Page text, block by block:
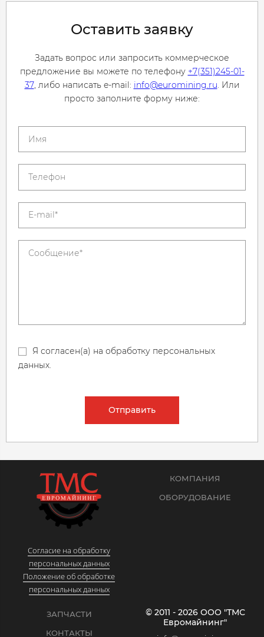
Оставить заявку
Задать вопрос или запросить коммерческое
предложение вы можете по телефону +7(351)245-01-
37, либо написать e-mail: info@euromining.ru. Или
просто заполните форму ниже:
Я согласен(а) на обработку персональных
данных.
Отправить
Согласие на обработку
персональных данных
Положение об обработке
персональных данных
КОМПАНИЯ
ОБОРУДОВАНИЕ
ЗАПЧАСТИ
КОНТАКТЫ
© 2011 - 2026 ООО "ТМС
Евромайнинг"